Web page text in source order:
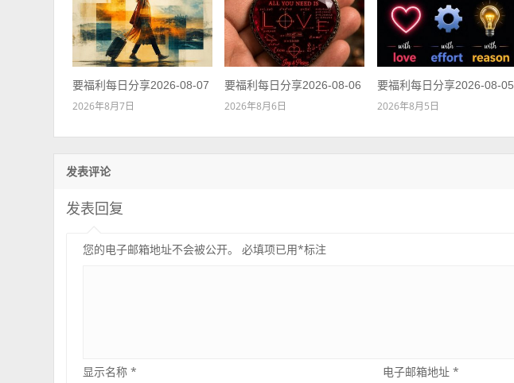
要福利每日分享2026-08-07
2026年8月7日
要福利每日分享2026-08-06
2026年8月6日
要福利每日分享2026-08-05
2026年8月5日
发表评论
发表回复
您的电子邮箱地址不会被公开。 必填项已用*标注
显示名称* 电子邮箱地址 *